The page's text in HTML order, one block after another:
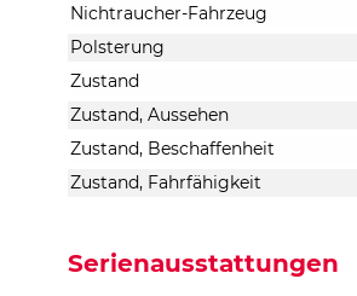
Nichtraucher-Fahrzeug
Polsterung
Zustand
Zustand, Aussehen
Zustand, Beschaffenheit
Zustand, Fahrfähigkeit
Serienausstattungen